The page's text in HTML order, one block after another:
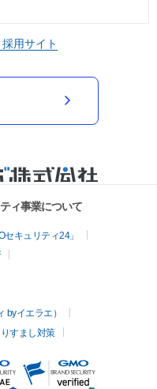
採用サイト
ィ事業について
キュリティ24」
byイエラエ）
すまし対策